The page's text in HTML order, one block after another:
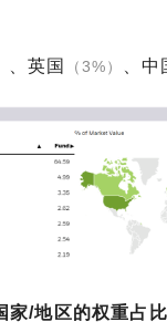
、英国 （3%） 、中
家/地区的权重占